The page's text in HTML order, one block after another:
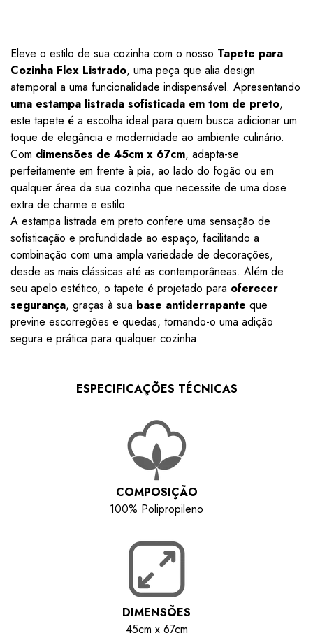
Eleve o estilo de sua cozinha com o nosso Tapete para
Cozinha Flex Listrado, uma peça que alia design
atemporal a uma funcionalidade indispensável. Apresentando
uma estampa listrada sofisticada em tom de preto,
este tapete é a escolha ideal para quem busca adicionar um
toque de elegância e modernidade ao ambiente culinário.
Com dimensões de 45cm x 67cm, adapta-se
perfeitamente em frente à pia, ao lado do fogão ou em
qualquer área da sua cozinha que necessite de uma dose
extra de charme e estilo.
A estampa listrada em preto confere uma sensação de
sofisticação e profundidade ao espaço, facilitando a
combinação com uma ampla variedade de decorações,
desde as mais clássicas até as contemporâneas. Além de
seu apelo estético, o tapete é projetado para oferecer
segurança, graças à sua base antiderrapante que
previne escorregões e quedas, tornando-o uma adição
segura e prática para qualquer cozinha.
ESPECIFICAÇÕES TÉCNICAS
COMPOSIÇÃO
100% Polipropileno
DIMENSÕES
45cm x 67cm